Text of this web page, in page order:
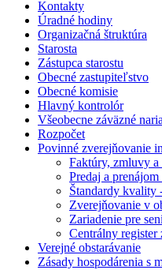
Kontakty
Úradné hodiny
Organizačná štruktúra
Starosta
Zástupca starostu
Obecné zastupiteľstvo
Obecné komisie
Hlavný kontrolór
Všeobecne záväzné
Rozpočet
Povinné zverejňovanie
Faktúry, zmluvy
Predaj a prenájom
Štandardy kvality
Zverejňovanie v
Zariadenie pre
Centrálny register
Verejné obstarávanie
Zásady hospodárenia s